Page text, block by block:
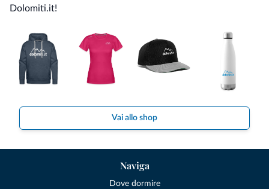
Dolomiti.it!
Vai allo shop
Naviga
Dove dormire